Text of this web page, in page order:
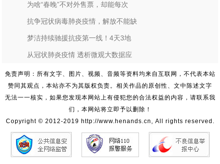
为啥“春晚”不对外售票，却能每次
抗争冠状病毒肺炎疫情，解放不能缺
梦洁持续驰援抗疫第一线！4天3地
从冠状肺炎疫情 透析微观大数据应
免责声明：所有文字、图片、视频、音频等资料均来自互联网，不代表本站
赞同其观点，本站亦不为其版权负责。相关作品的原创性、文中陈述文字
无法一一核实，如果您发现本网站上有侵犯您的合法权益的内容，请联系我
们，本网站将立即予以删除！
Copyright © 2012-2019 http://www.henands.cn, All rights reserved.